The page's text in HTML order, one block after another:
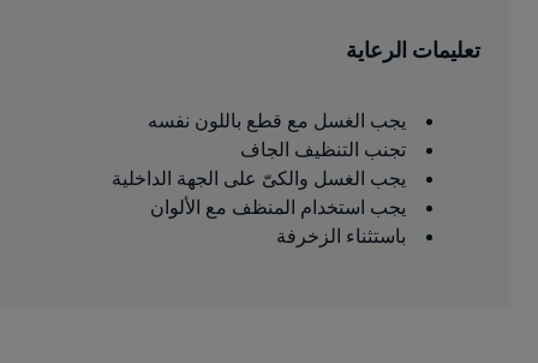
تعليمات الرعاية
يجب الغسل مع قطع باللون نفسه
تجنب التنظيف الجاف
يجب الغسل والكىّ على الجهة الداخلية
يجب استخدام المنظف مع الألوان
باستثناء الزخرفة